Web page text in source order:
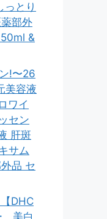
っとり
部外
&
!〜26
美容液
ワイ
セン
肝斑
サム
品 セ
DHC
美白